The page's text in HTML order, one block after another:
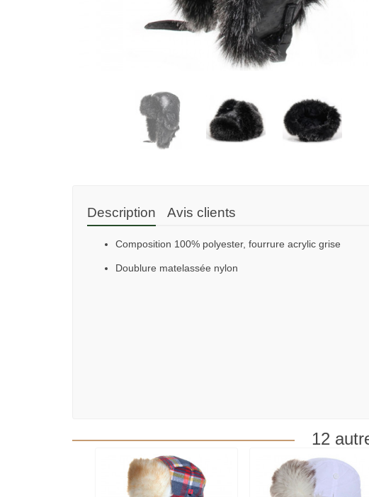
Description Avis clients
Composition 100% polyester, fourrure acrylic grise
Doublure matelassée nylon
12